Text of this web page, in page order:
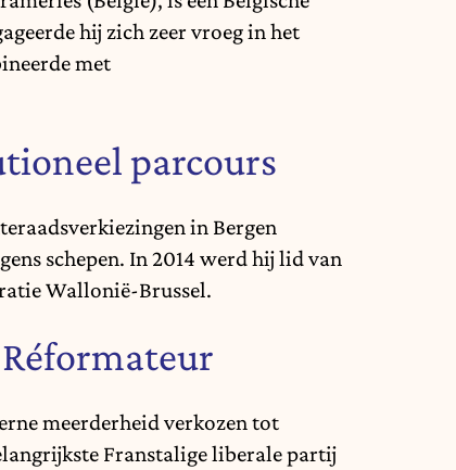
hij zich zeer vroeg in het
met
parcours
in Bergen
schepen. In 2014 werd hij lid van
Wallonië-Brussel.
meerderheid verkozen tot
Franstalige liberale partij